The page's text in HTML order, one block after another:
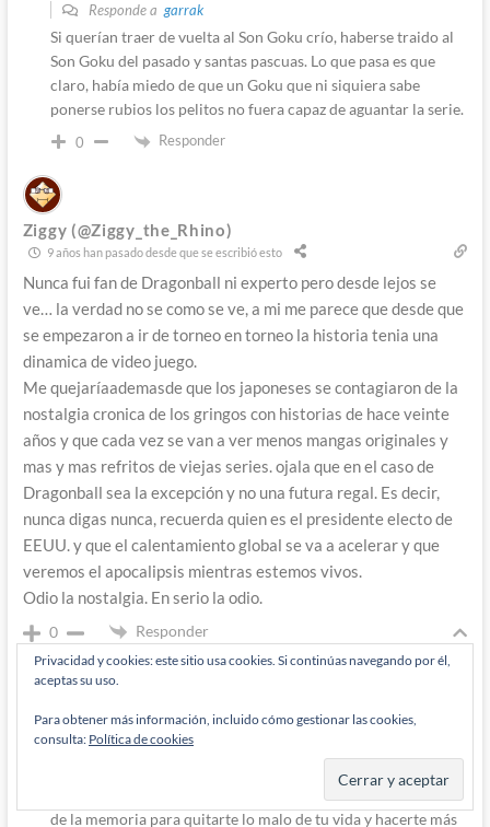
Responde agarrak
Si querían traer de vuelta al Son Goku crío, haberse traido al
Son Goku del pasado y santas pascuas. Lo que pasa es que
claro, había miedo de que un Goku que ni siquiera sabe
ponerse rubios los pelitos no fuera capaz de aguantar la serie.
0 Responder
Ziggy (@Ziggy_the_Rhino)
9 años han pasado desde que se escribió esto
Nunca fui fan de Dragonball ni experto pero desde lejos se
ve… la verdad no se como se ve, a mi me parece que desde que
se empezaron a ir de torneo en torneo la historia tenia una
dinamica de video juego.
Me quejaríaademasde que los japoneses se contagiaron de la
nostalgia cronica de los gringos con historias de hace veinte
años y que cada vez se van a ver menos mangas originales y
mas y mas refritos de viejas series. ojala que en el caso de
Dragonball sea la excepción y no una futura regal. Es decir,
nunca digas nunca, recuerda quien es el presidente electo de
EEUU. y que el calentamiento global se va a acelerar y que
veremos el apocalipsis mientras estemos vivos.
Odio la nostalgia. En serio la odio.
0 Responder
Diógenes Pantarújez
9 años han pasado desde que se escribió esto
Al final la nostalgia no deja de ser un mecanismo de defensa
de la memoria para quitarte lo malo de tu vida y hacerte más
Privacidad y cookies: este sitio usa cookies. Si continúas navegando por él,
aceptas su uso.
Para obtener más información, incluido cómo gestionar las cookies,
consulta: Política de cookies